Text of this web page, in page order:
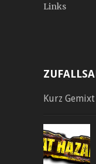
Links
Kurz Gemixt